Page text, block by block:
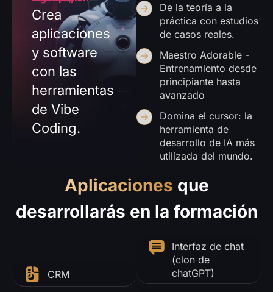
Crea
aplicaciones
y software
con las
herramientas
de Vibe
Coding.
De la teoría a la
práctica con estudios
de casos reales.
Maestro Adorable -
Entrenamiento desde
principiante hasta
avanzado
Domina el cursor: la
herramienta de
desarrollo de IA más
utilizada del mundo.
Aplicaciones que
desarrollarás en la formación
CRM
Interfaz de chat
(clon de
chatGPT)